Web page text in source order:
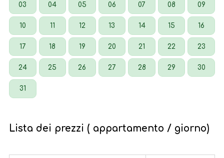
03 04 05 06 07 08 09
10 11 12 13 14 15 16
17 18 19 20 21 22 23
24 25 26 27 28 29 30
31
Lista dei prezzi ( appartamento / giorno)